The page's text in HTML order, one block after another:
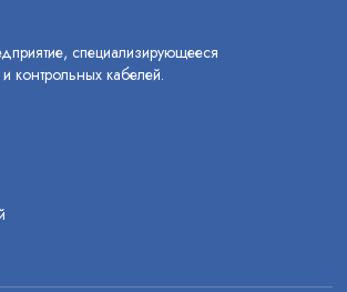
специализирующееся
контрольных кабелей.